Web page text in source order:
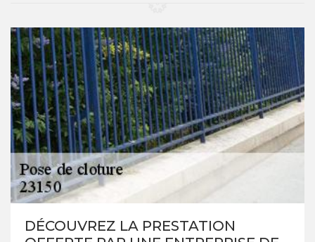
DÉCOUVREZ LA PRESTATION